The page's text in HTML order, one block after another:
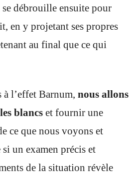
débrouille ensuite pour
en y projetant ses propres
au final que ce qui
l’effet Barnum, nous allons
blancs et fournir une
ce que nous voyons et
un examen précis et
de la situation révèle